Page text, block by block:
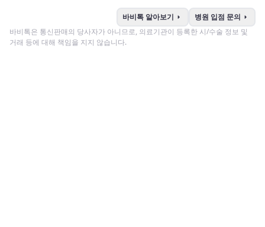
바비톡 알아보기 arrow_right 병원 입점 문의 arrow_right
바비톡은 통신판매의 당사자가 아니므로, 의료기관이 등록한 시/수술 정보 및
거래 등에 대해 책임을 지지 않습니다.